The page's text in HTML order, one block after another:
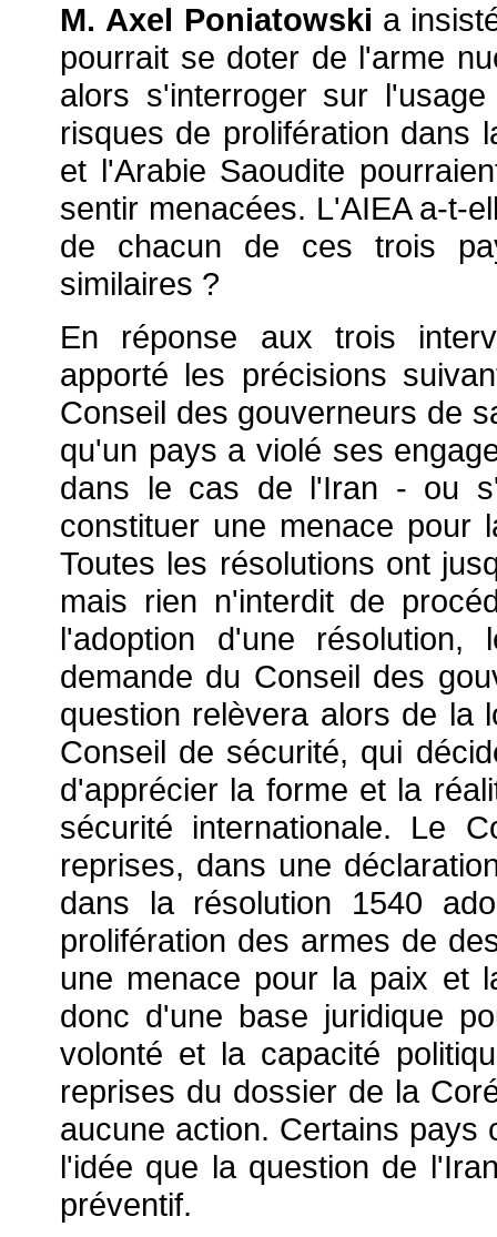
M. Axel Poniatowski a
pourrait se doter de l'arme
alors s'interroger sur
risques de prolifération dans
et l'Arabie Saoudite
sentir menacées. L'AIEA a-t-
de chacun de ces trois
similaires ?
En réponse aux trois
apporté les précisions
Conseil des gouverneurs de
qu'un pays a violé ses
dans le cas de l'Iran - ou
constituer une menace pour
Toutes les résolutions ont
mais rien n'interdit de
l'adoption d'une résolution,
demande du Conseil des
question relèvera alors de la
Conseil de sécurité, qui
d'apprécier la forme et la
sécurité internationale. Le
reprises, dans une
dans la résolution 1540
prolifération des armes de
une menace pour la paix et
donc d'une base juridique
volonté et la capacité
reprises du dossier de la
aucune action. Certains pays
l'idée que la question de
préventif.